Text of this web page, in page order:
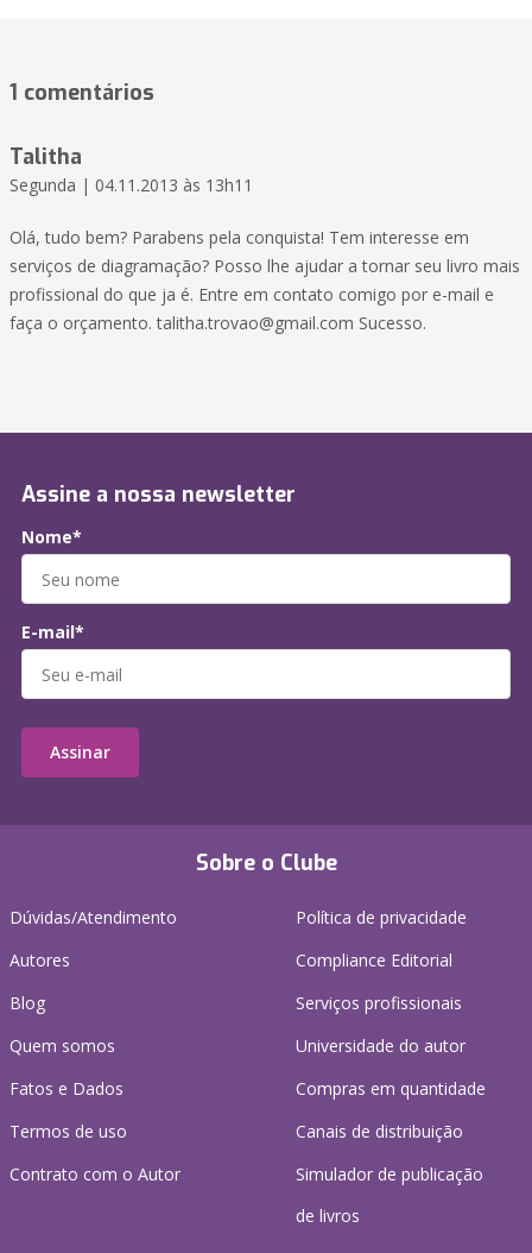
1 comentários
Talitha
Segunda | 04.11.2013 às 13h11
Olá, tudo bem? Parabens pela conquista! Tem interesse em
serviços de diagramação? Posso lhe ajudar a tornar seu livro mais
profissional do que ja é. Entre em contato comigo por e-mail e
faça o orçamento. talitha.trovao@gmail.com Sucesso.
Sobre o Clube
Dúvidas/Atendimento
Autores
Blog
Quem somos
Fatos e Dados
Termos de uso
Contrato com o Autor
Política de privacidade
Compliance Editorial
Serviços profissionais
Universidade do autor
Compras em quantidade
Canais de distribuição
Simulador de publicação
de livros
Assine a nossa newsletter
Nome*
E-mail*
Assinar